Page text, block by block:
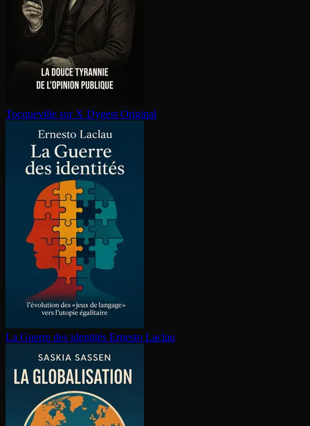
Tocqueville sur X Dygest Original
La Guerre des identités Ernesto Laclau